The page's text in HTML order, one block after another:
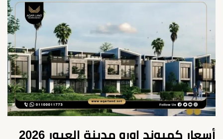
أسعار كمبوند اورو مدينة العبور 2026